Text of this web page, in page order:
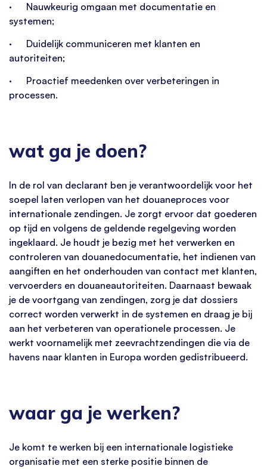
· Nauwkeurig omgaan met documentatie en
systemen;
· Duidelijk communiceren met klanten en
autoriteiten;
· Proactief meedenken over verbeteringen in
processen.
wat ga je doen?
In de rol van declarant ben je verantwoordelijk voor het
soepel laten verlopen van het douaneproces voor
internationale zendingen. Je zorgt ervoor dat goederen
op tijd en volgens de geldende regelgeving worden
ingeklaard. Je houdt je bezig met het verwerken en
controleren van douanedocumentatie, het indienen van
aangiften en het onderhouden van contact met klanten,
vervoerders en douaneautoriteiten. Daarnaast bewaak
je de voortgang van zendingen, zorg je dat dossiers
correct worden verwerkt in de systemen en draag je bij
aan het verbeteren van operationele processen. Je
werkt voornamelijk met zeevrachtzendingen die via de
havens naar klanten in Europa worden gedistribueerd.
waar ga je werken?
Je komt te werken bij een internationale logistieke
organisatie met een sterke positie binnen de